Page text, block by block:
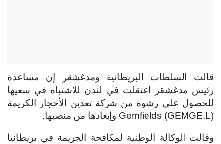
قالت السلطات البريطانية ومدغشقر إن مساعدة
رئيس مدغشقر اعتقلت في لندن للاشتباه في سعيها
للحصول على رشوة من شركة تعدين الأحجار الكريمة
Gemfields (GEMGE.L) وإبعادها من منصبها.
وقالت الوكالة الوطنية لمكافحة الجريمة في بريطانيا